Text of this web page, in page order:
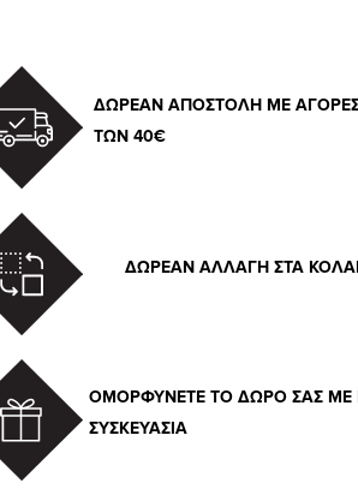
ΔΩΡΕΑΝ ΑΠΟΣΤΟΛΗ ΜΕ
ΤΩΝ 40€
ΔΩΡΕΑΝ ΑΛΛΑΓΗ ΣΤΑ
ΟΜΟΡΦΥΝΕΤΕ ΤΟ ΔΩΡΟ ΣΑΣ ΜΕ
ΣΥΣΚΕΥΑΣΙΑ